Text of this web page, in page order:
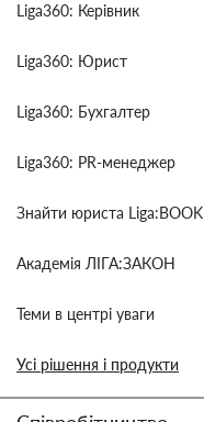
Liga360: Керівник
Liga360: Юрист
Liga360: Бухгалтер
Liga360: PR-менеджер
Знайти юриста Liga:BOOK
Академія ЛІГА:ЗАКОН
Теми в центрі уваги
Усі рішення і продукти